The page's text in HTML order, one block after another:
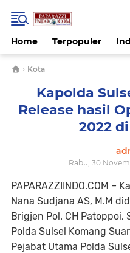
Home Terpopuler
› Kota
Kapolda
Release hasil
2022
Rabu, 30
PAPARAZZIINDO.COM –
Nana Sudjana AS, M.M
Brigjen Pol. CH Patoppoi,
Polda Sulsel Komang
Pejabat Utama Polda